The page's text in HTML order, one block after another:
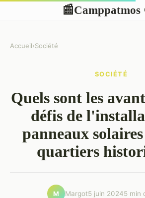
📰Camppatmos
Accueil›Société
SOCIÉTÉ
Quels sont les
défis de
panneaux
quartiers
M Margot5 juin 20245 min